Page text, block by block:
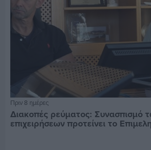
Πριν 8 ημέρες
Διακοπές ρεύματος: Συνασπισμό
επιχειρήσεων προτείνει το